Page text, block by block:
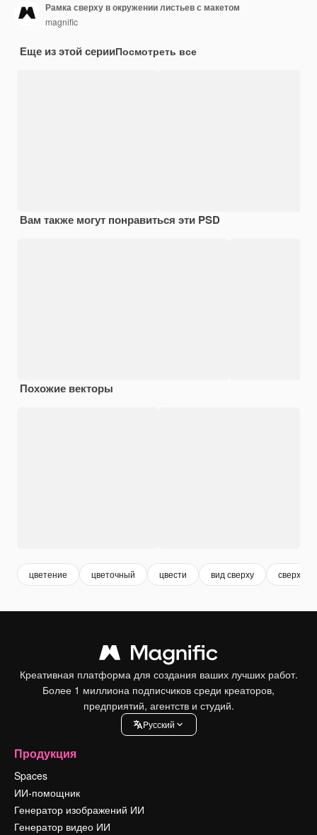
Рамка сверху в окружении листьев с макетом
magnific
Еще из этой серииПосмотреть все
Вам также могут понравиться эти PSD
Похожие векторы
цветение цветочный цвести вид сверху сверху
Креативная платформа для создания ваших лучших работ.
Более 1 миллиона подписчиков среди креаторов,
предприятий, агентств и студий.
Pусский
Продукция
Spaces
ИИ-помощник
Генератор изображений ИИ
Генератор видео ИИ